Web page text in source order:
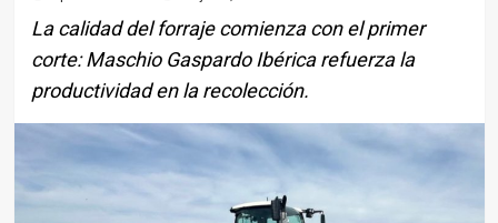
La calidad del forraje comienza con el primer
corte: Maschio Gaspardo Ibérica refuerza la
productividad en la recolección.